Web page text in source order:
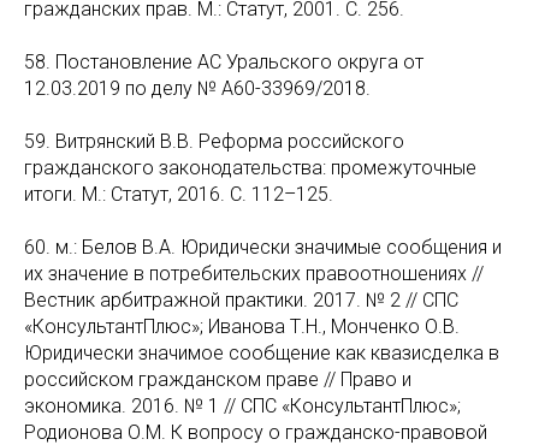
гражданских прав. М.: Статут, 2001. С. 256.
58. Постановление АС Уральского округа от
12.03.2019 по делу № А60-33969/2018.
59. Витрянский В.В. Реформа российского
гражданского законодательства: промежуточные
итоги. М.: Статут, 2016. С. 112–125.
60. м.: Белов В.А. Юридически значимые сообщения и
их значение в потребительских правоотношениях //
Вестник арбитражной практики. 2017. № 2 // СПС
«КонсультантПлюс»; Иванова Т.Н., Монченко О.В.
Юридически значимое сообщение как квазисделка в
российском гражданском праве // Право и
экономика. 2016. № 1 // СПС «КонсультантПлюс»;
Родионова О.М. К вопросу о гражданско-правовой